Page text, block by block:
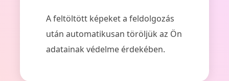
A feltöltött képeket a feldolgozás
után automatikusan töröljük az Ön
adatainak védelme érdekében.